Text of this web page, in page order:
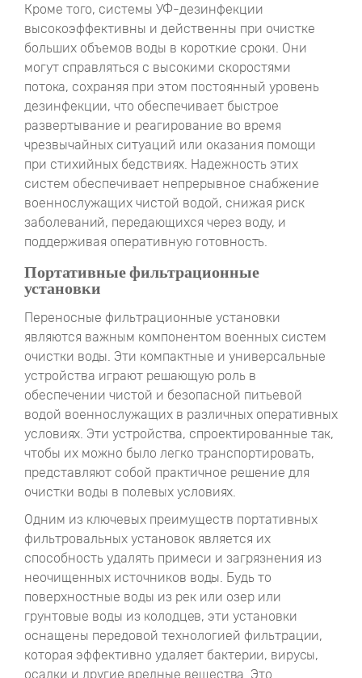
Кроме того, системы УФ-дезинфекции
высокоэффективны и действенны при очистке
больших объемов воды в короткие сроки. Они
могут справляться с высокими скоростями
потока, сохраняя при этом постоянный уровень
дезинфекции, что обеспечивает быстрое
развертывание и реагирование во время
чрезвычайных ситуаций или оказания помощи
при стихийных бедствиях. Надежность этих
систем обеспечивает непрерывное снабжение
военнослужащих чистой водой, снижая риск
заболеваний, передающихся через воду, и
поддерживая оперативную готовность.
Портативные фильтрационные
установки
Переносные фильтрационные установки
являются важным компонентом военных систем
очистки воды. Эти компактные и универсальные
устройства играют решающую роль в
обеспечении чистой и безопасной питьевой
водой военнослужащих в различных оперативных
условиях. Эти устройства, спроектированные так,
чтобы их можно было легко транспортировать,
представляют собой практичное решение для
очистки воды в полевых условиях.
Одним из ключевых преимуществ портативных
фильтровальных установок является их
способность удалять примеси и загрязнения из
неочищенных источников воды. Будь то
поверхностные воды из рек или озер или
грунтовые воды из колодцев, эти установки
оснащены передовой технологией фильтрации,
которая эффективно удаляет бактерии, вирусы,
осадки и другие вредные вещества. Это